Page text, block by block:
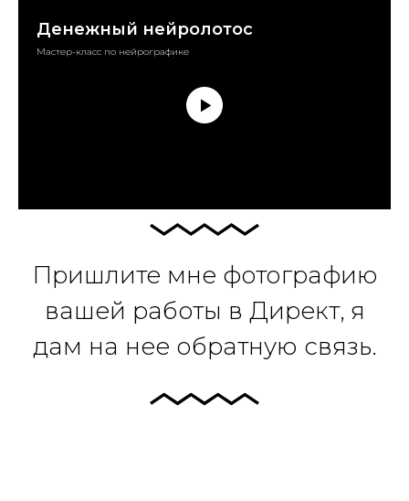
Денежный нейролотос
Мастер-класс по нейрографике
Пришлите мне фотографию
вашей работы в Директ, я
дам на нее обратную связь.